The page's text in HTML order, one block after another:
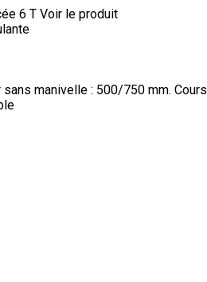
6 T Voir le produit
manivelle : 500/750 mm.